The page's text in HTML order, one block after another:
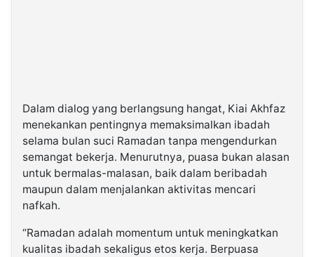
Dalam dialog yang berlangsung hangat, Kiai Akhfaz
menekankan pentingnya memaksimalkan ibadah
selama bulan suci Ramadan tanpa mengendurkan
semangat bekerja. Menurutnya, puasa bukan alasan
untuk bermalas-malasan, baik dalam beribadah
maupun dalam menjalankan aktivitas mencari
nafkah.
“Ramadan adalah momentum untuk meningkatkan
kualitas ibadah sekaligus etos kerja. Berpuasa